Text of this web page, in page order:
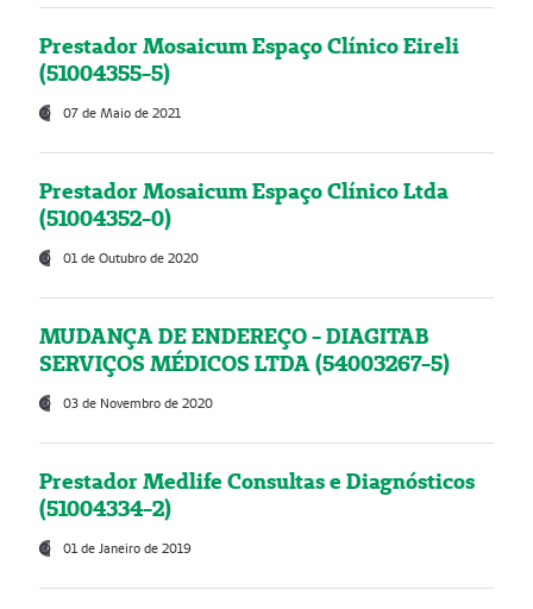
Prestador Mosaicum Espaço Clínico Eireli
(51004355-5)
07 de Maio de 2021
Prestador Mosaicum Espaço Clínico Ltda
(51004352-0)
01 de Outubro de 2020
MUDANÇA DE ENDEREÇO - DIAGITAB
SERVIÇOS MÉDICOS LTDA (54003267-5)
03 de Novembro de 2020
Prestador Medlife Consultas e Diagnósticos
(51004334-2)
01 de Janeiro de 2019